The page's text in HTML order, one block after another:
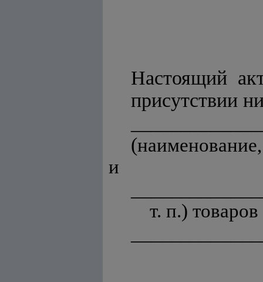
Настоящий
присутствии
(
и
т. п.) товаров